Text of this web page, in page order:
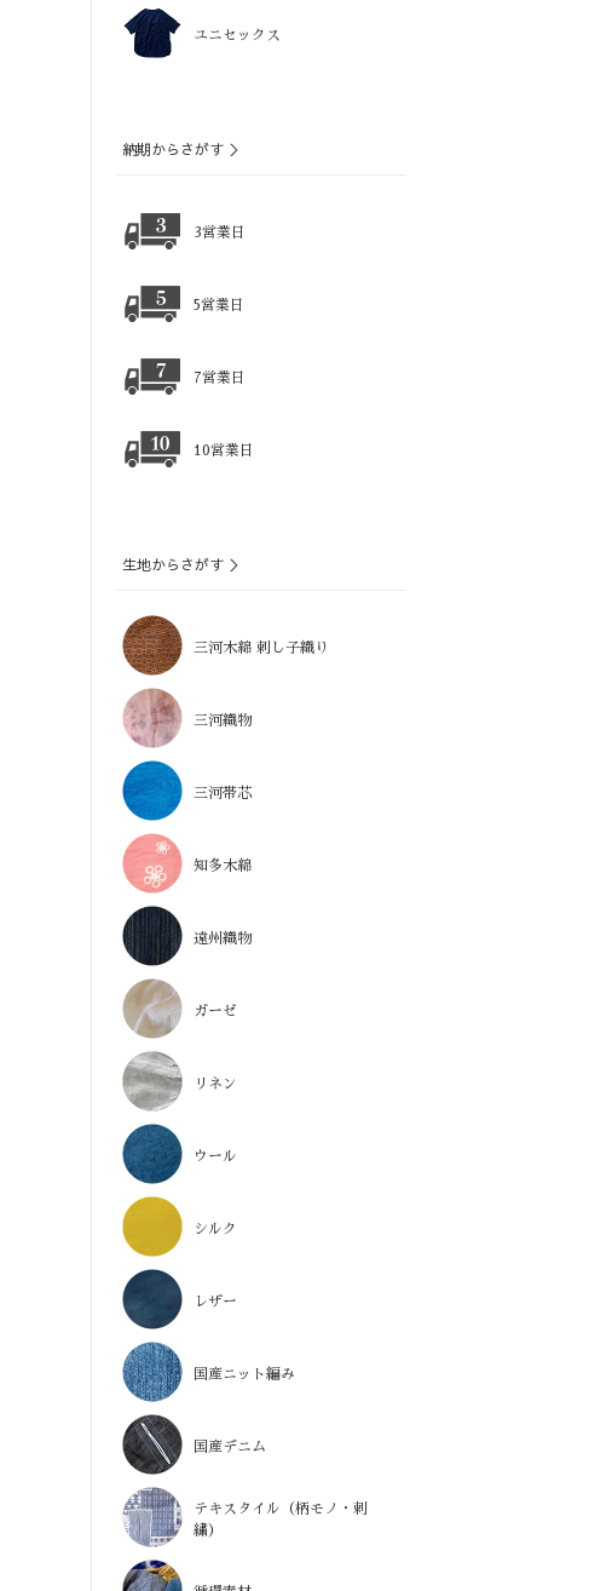
ユニセックス
納期からさがす ＞
3営業日
5営業日
7営業日
10営業日
生地からさがす ＞
三河木綿 刺し子織り
三河織物
三河帯芯
知多木綿
遠州織物
ガーゼ
リネン
ウール
シルク
レザー
国産ニット編み
国産デニム
テキスタイル（柄モノ・刺
繍）